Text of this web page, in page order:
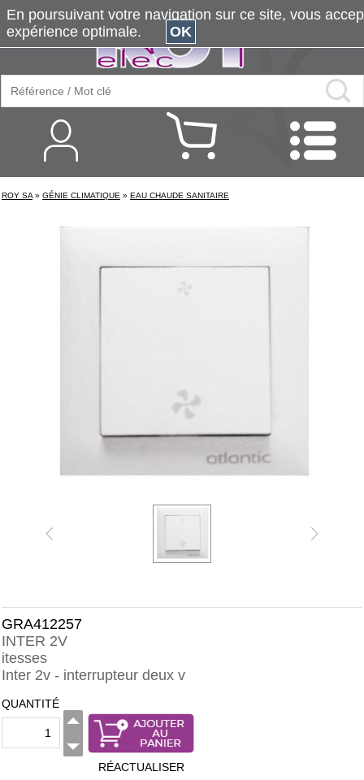
ROY SA » GÉNIE CLIMATIQUE » EAU CHAUDE SANITAIRE
GRA412257
INTER 2V
itesses
Inter 2v - interrupteur deux v
QUANTITÉ
RÉACTUALISER
En poursuivant votre navigation sur ce site, vous
expérience optimale.
OK